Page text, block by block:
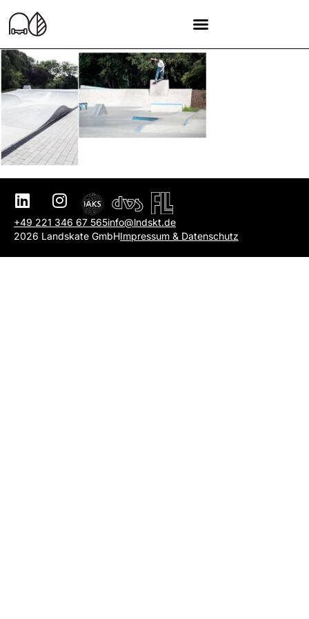
+49 221 346 67 565info@lndskt.de
2026 Landskate GmbHImpressum & Datenschutz